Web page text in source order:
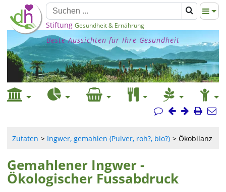
Stiftung Gesundheit & Ernährung
Beste Aussichten für Ihre Gesundheit
Zutaten Ingwer, gemahlen (Pulver, roh?, bio?) Ökobilanz
Gemahlener Ingwer -
Ökologischer Fussabdruck